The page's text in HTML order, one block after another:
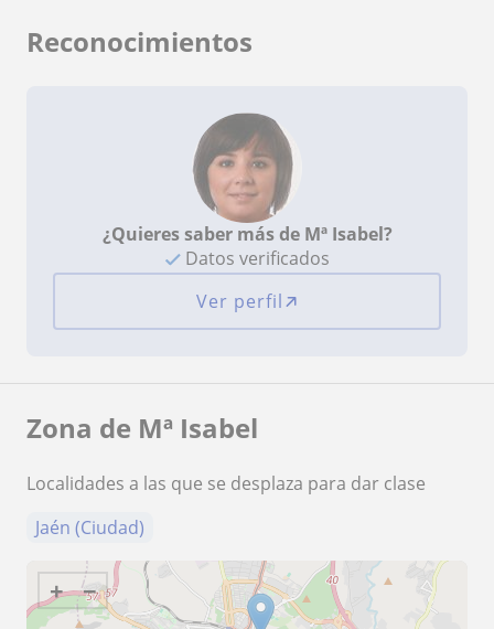
Reconocimientos
¿Quieres saber más de Mª Isabel?
Datos verificados
Ver perfil
Zona de Mª Isabel
Localidades a las que se desplaza para dar clase
Jaén (Ciudad)
+ −